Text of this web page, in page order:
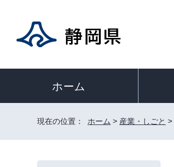
ホーム
現在の位置： ホーム > 産業・しごと >